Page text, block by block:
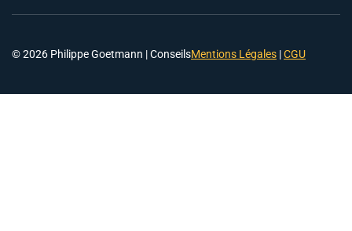
© 2026 Philippe Goetmann | ConseilsMentions Légales |CGU